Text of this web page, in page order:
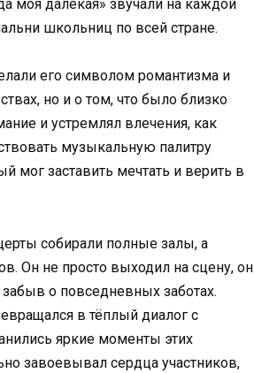
моя далёкая» звучали на каждой
школьниц по всей стране.
его символом романтизма и
но и о том, что было близко
и устремлял влечения, как
музыкальную палитру
мог заставить мечтать и верить в
собирали полные залы, а
Он не просто выходил на сцену, он
о повседневных заботах.
в тёплый диалог с
яркие моменты этих
завоевывал сердца участников,